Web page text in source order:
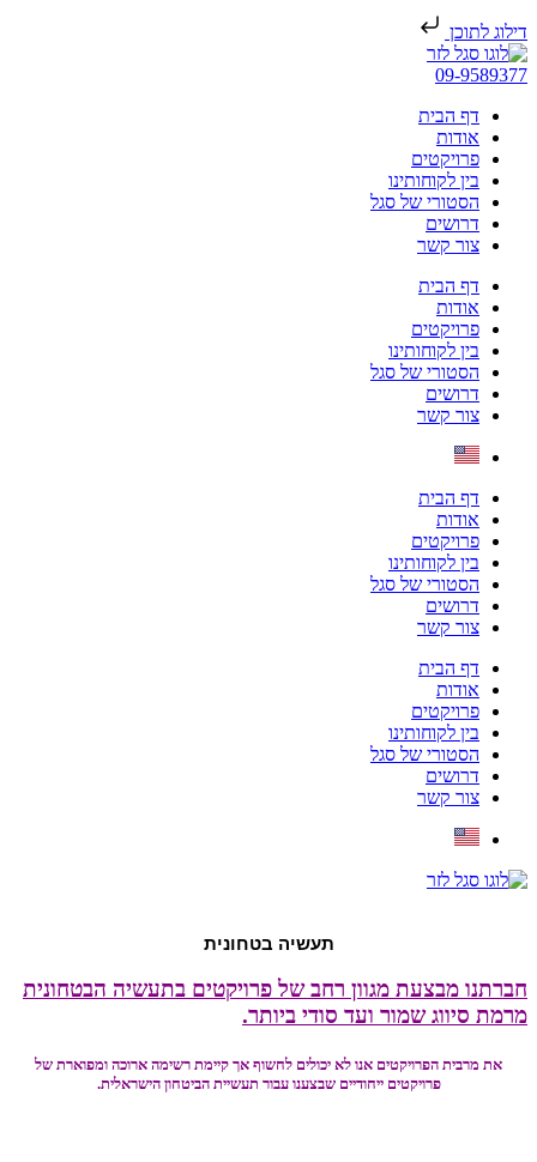
דילוג לתוכן
09-9589377
דף הבית
אודות
פרויקטים
בין לקוחותינו
הסטורי של סגל
דרושים
צור קשר
דף הבית
אודות
פרויקטים
בין לקוחותינו
הסטורי של סגל
דרושים
צור קשר
דף הבית
אודות
פרויקטים
בין לקוחותינו
הסטורי של סגל
דרושים
צור קשר
דף הבית
אודות
פרויקטים
בין לקוחותינו
הסטורי של סגל
דרושים
צור קשר
תעשיה בטחונית
חברתנו מבצעת מגוון רחב של פרויקטים בתעשיה הבטחונית
מרמת סיווג שמור ועד סודי ביותר.
את מרבית הפרויקטים אנו לא יכולים לחשוף אך קיימת רשימה ארוכה ומפוארת של
פרויקטים ייחודיים שבצענו עבור תעשיית הביטחון הישראלית.